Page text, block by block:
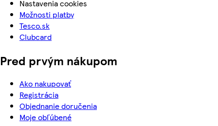
Nastavenia cookies
Možnosti platby
Tesco.sk
Clubcard
Pred prvým nákupom
Ako nakupovať
Registrácia
Objednanie doručenia
Moje obľúbené